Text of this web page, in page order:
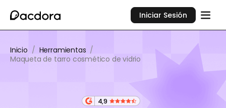
Iniciar Sesión
Inicio / Herramientas /
Maqueta de tarro cosmético de vidrio
4,9